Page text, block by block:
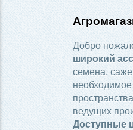
Добро
широкий
семена,
ведущих
Доступные